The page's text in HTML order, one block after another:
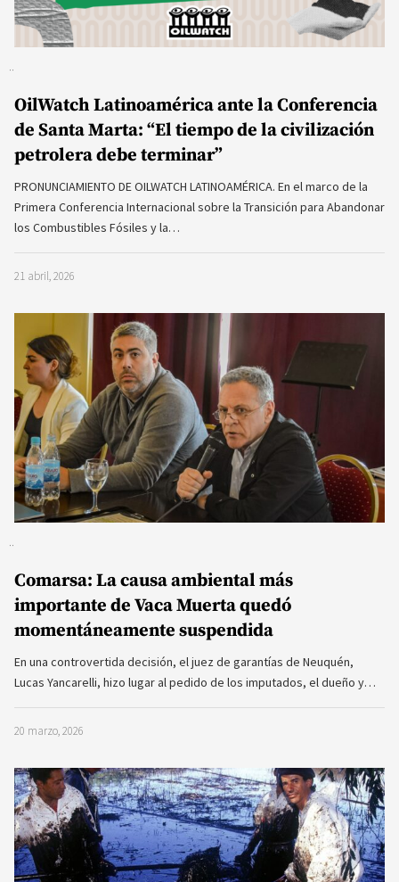
OilWatch Latinoamérica ante la Conferencia
de Santa Marta: “El tiempo de la civilización
petrolera debe terminar”
PRONUNCIAMIENTO DE OILWATCH LATINOAMÉRICA. En el marco de la
Primera Conferencia Internacional sobre la Transición para Abandonar
los Combustibles Fósiles y la…
21 abril, 2026
Comarsa: La causa ambiental más
importante de Vaca Muerta quedó
momentáneamente suspendida
En una controvertida decisión, el juez de garantías de Neuquén,
Lucas Yancarelli, hizo lugar al pedido de los imputados, el dueño y…
20 marzo, 2026